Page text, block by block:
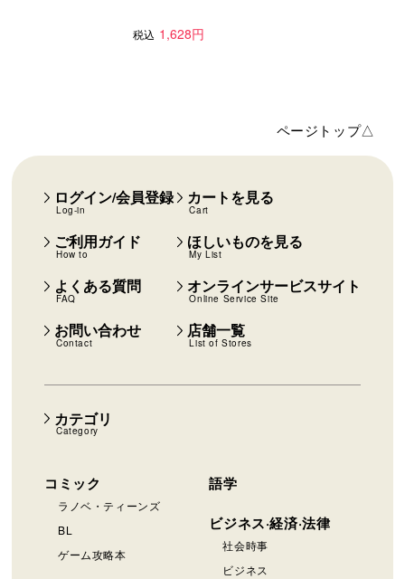
税込 1,628円
ページトップ△
カテゴリ
Category
コミック
ラノベ・ティーンズ
BL
ゲーム攻略本
語学
ビジネス·経済·法律
社会時事
ビジネス
ログイン/会員登録
Log-in
カートを見る
Cart
ご利用ガイド
How to
ほしいものを見る
My List
よくある質問
FAQ
オンラインサービスサイト
Online Service Site
お問い合わせ
Contact
店舗一覧
List of Stores